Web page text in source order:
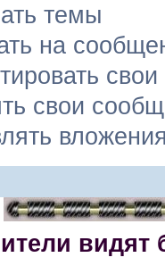
темы
на
свои
видят